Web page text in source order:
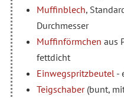
Muffinblech,
Durchmesser
Muffinförmchen aus
fettdicht
Einwegspritzbeutel -
Teigschaber(bunt,